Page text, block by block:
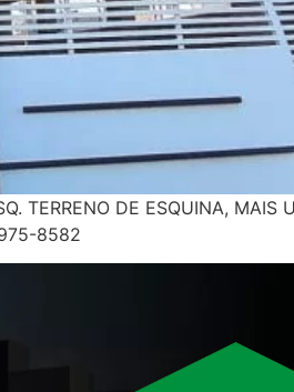
TERRENO DE ESQUINA, MAIS
8582